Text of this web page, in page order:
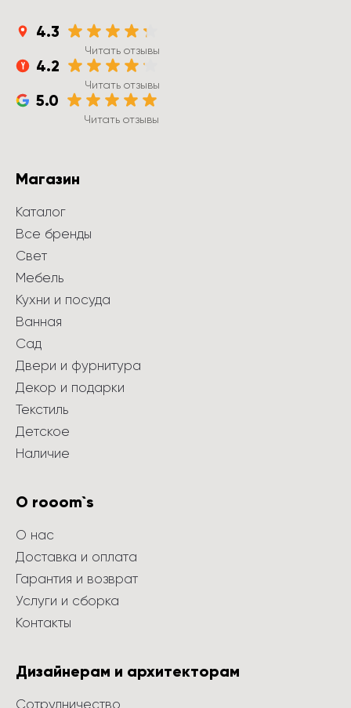
4.3
Читать отзывы
4.2
Читать отзывы
5.0
Читать отзывы
Магазин
Каталог
Все бренды
Свет
Мебель
Кухни и посуда
Ванная
Сад
Двери и фурнитура
Декор и подарки
Текстиль
Детское
Наличие
О rooom`s
О нас
Доставка и оплата
Гарантия и возврат
Услуги и сборка
Контакты
Дизайнерам и архитекторам
Сотрудничество